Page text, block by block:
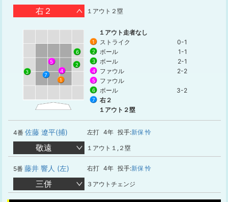
右２ １アウト２塁
1
2
3
4
5
6
7
１アウト走者なし
1 ストライク 0-1
2 ボール 1-1
3 ボール 2-1
4 ファウル 2-2
5 ファウル
6 ボール 3-2
7
右２
１アウト２塁
4番 佐藤 遼平(捕) 左打 4年 投手:新保 怜
敬遠 １アウト１,２塁
5番 藤井 響人 (左) 右打 4年 投手:新保 怜
三併 ３アウトチェンジ